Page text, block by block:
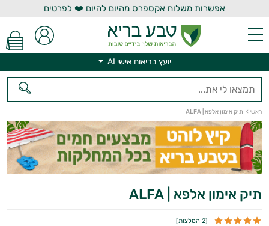
אפשרות משלוח אקספרס מהיום להיום ❤️ לפרטים
יועץ בריאות אישי AI
ראשי > תיק אימון אלפא | ALFA
תיק אימון אלפא | ALFA
[2 המלצות ]
יועץ בריאות אישי AI